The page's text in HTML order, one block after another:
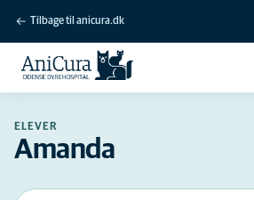
Tilbage til anicura.dk
ELEVER
Amanda